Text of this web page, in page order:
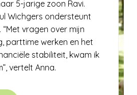
5-jarige zoon Ravi.
Wichgers ondersteunt
vragen over mijn
parttime werken en het
stabiliteit, kwam ik
vertelt Anna.